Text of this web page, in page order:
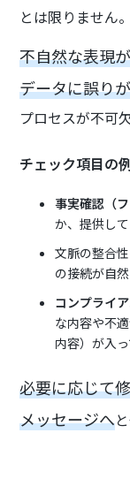
とは限りません。
不自然な表現
データに誤り
プロセスが不可欠
チェック項目の
事実確認（
か、提供し
文脈の整合
の接続が自
コンプライ
な内容や不
内容）が入
必要に応じて
メッセージへ